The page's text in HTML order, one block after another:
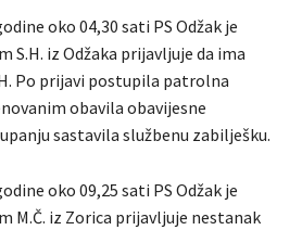
oko 04,30 sati PS Odžak je
S.H. iz Odžaka prijavljuje da ima
Po prijavi postupila patrolna
obavila obavijesne
sastavila službenu zabilješku.
oko 09,25 sati PS Odžak je
M.Č. iz Zorica prijavljuje nestanak